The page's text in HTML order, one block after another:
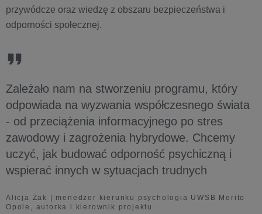
przywódcze oraz wiedzę z obszaru bezpieczeństwa i
odporności społecznej.
Zależało nam na stworzeniu programu, który
odpowiada na wyzwania współczesnego świata
- od przeciążenia informacyjnego po stres
zawodowy i zagrożenia hybrydowe. Chcemy
uczyć, jak budować odporność psychiczną i
wspierać innych w sytuacjach trudnych
Alicja Żak | menedżer kierunku psychologia UWSB Merito
Opole, autorka i kierownik projektu